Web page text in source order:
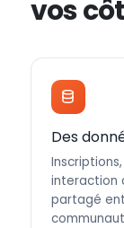
vos
Des
interaction
partagé